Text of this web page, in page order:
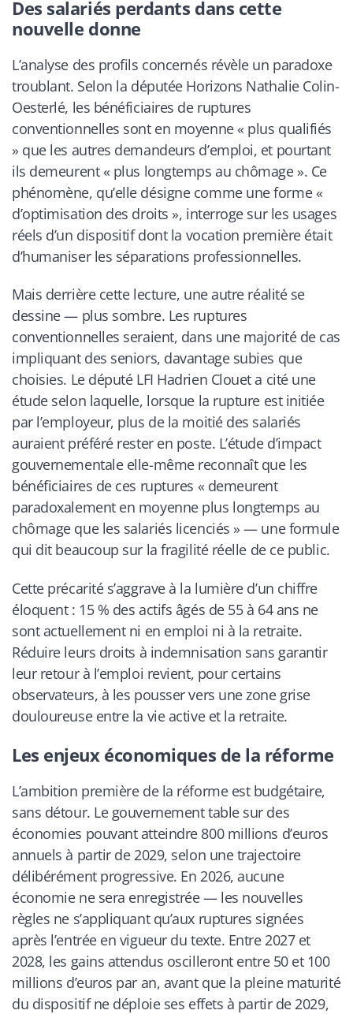
Des salariés perdants dans cette
nouvelle donne
L’analyse des profils concernés révèle un paradoxe
troublant. Selon la députée Horizons Nathalie Colin-
Oesterlé, les bénéficiaires de ruptures
conventionnelles sont en moyenne « plus qualifiés
» que les autres demandeurs d’emploi, et pourtant
ils demeurent « plus longtemps au chômage ». Ce
phénomène, qu’elle désigne comme une forme «
d’optimisation des droits », interroge sur les usages
réels d’un dispositif dont la vocation première était
d’humaniser les séparations professionnelles.
Mais derrière cette lecture, une autre réalité se
dessine — plus sombre. Les ruptures
conventionnelles seraient, dans une majorité de cas
impliquant des seniors, davantage subies que
choisies. Le député LFI Hadrien Clouet a cité une
étude selon laquelle, lorsque la rupture est initiée
par l’employeur, plus de la moitié des salariés
auraient préféré rester en poste. L’étude d’impact
gouvernementale elle-même reconnaît que les
bénéficiaires de ces ruptures « demeurent
paradoxalement en moyenne plus longtemps au
chômage que les salariés licenciés » — une formule
qui dit beaucoup sur la fragilité réelle de ce public.
Cette précarité s’aggrave à la lumière d’un chiffre
éloquent : 15 % des actifs âgés de 55 à 64 ans ne
sont actuellement ni en emploi ni à la retraite.
Réduire leurs droits à indemnisation sans garantir
leur retour à l’emploi revient, pour certains
observateurs, à les pousser vers une zone grise
douloureuse entre la vie active et la retraite.
Les enjeux économiques de la réforme
L’ambition première de la réforme est budgétaire,
sans détour. Le gouvernement table sur des
économies pouvant atteindre 800 millions d’euros
annuels à partir de 2029, selon une trajectoire
délibérément progressive. En 2026, aucune
économie ne sera enregistrée — les nouvelles
règles ne s’appliquant qu’aux ruptures signées
après l’entrée en vigueur du texte. Entre 2027 et
2028, les gains attendus oscilleront entre 50 et 100
millions d’euros par an, avant que la pleine maturité
du dispositif ne déploie ses effets à partir de 2029,